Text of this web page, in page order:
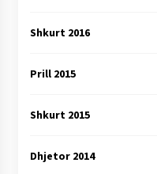
Shkurt 2016
Prill 2015
Shkurt 2015
Dhjetor 2014